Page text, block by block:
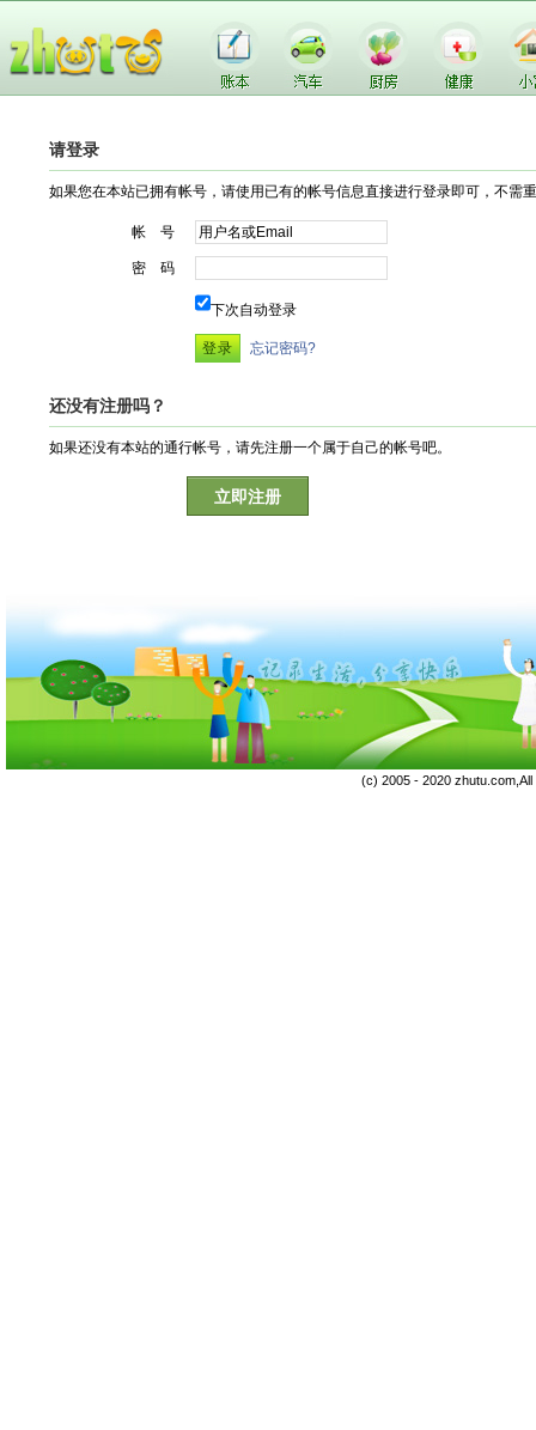
请登录
如果您在本站已拥有帐号，请使用已有的帐号信息直接进行登录即可，不需
帐 号
密 码
下次自动登录
忘记密码?
还没有注册吗？
如果还没有本站的通行帐号，请先注册一个属于自己的帐号吧。
立即注册
(c) 2005 - 2020